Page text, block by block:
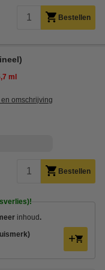
Bestellen
ml
omschrijving
Bestellen
inhoud .